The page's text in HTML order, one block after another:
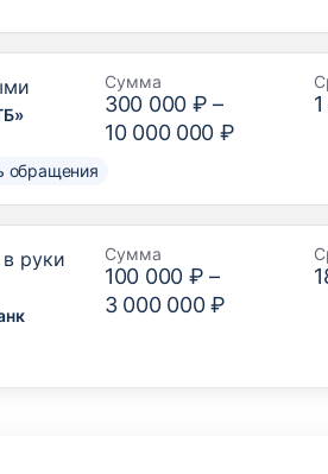
Сумма
300 000 ₽ –
10 000 000 ₽
1
обращения
руки
Сумма
100 000 ₽ –
3 000 000 ₽